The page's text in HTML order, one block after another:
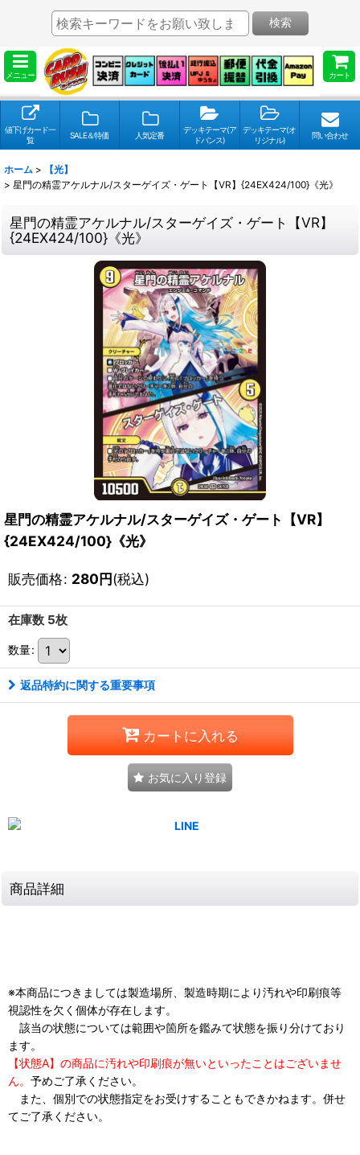
メニュー カート
検索
値下げカード一
覧
SALE＆特価 人気定番
デッキテーマ(ア
ドバンス)
デッキテーマ(オ
リジナル)
問い合わせ
ホーム >
【光】
> 星門の精霊アケルナル/スターゲイズ・ゲート【VR】{24EX424/100}《光》
星門の精霊アケルナル/スターゲイズ・ゲート【VR】
{24EX424/100}《光》
星門の精霊アケルナル/スターゲイズ・ゲート【VR】
{24EX424/100}《光》
販売価格: 280円(税込)
在庫数 5枚
数量:
返品特約に関する重要事項
カートに入れる
お気に入り登録
商品詳細
※本商品につきましては製造場所、製造時期により汚れや印刷痕等
視認性を欠く個体が存在します。
該当の状態については範囲や箇所を鑑みて状態を振り分けており
ます。
【状態A】の商品に汚れや印刷痕が無いといったことはございませ
ん。 予めご了承ください。
また、個別での状態指定をお受けすることもできかねます。併せ
てご了承ください。